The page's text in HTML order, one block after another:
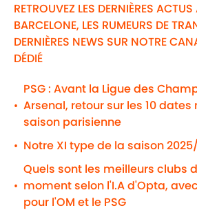
RETROUVEZ LES DERNIÈRES
BARCELONE, LES RUMEURS DE
DERNIÈRES NEWS SUR NOTRE
DÉDIÉ
•
PSG : Avant la Ligue des
Arsenal, retour sur les 10
saison parisienne
• Notre XI type de la saison
•
Quels sont les meilleurs clubs
moment selon l'I.A d'Opta,
pour l'OM et le PSG